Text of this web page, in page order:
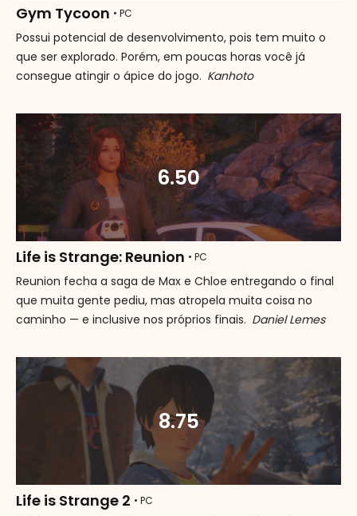
Gym Tycoon • PC
Possui potencial de desenvolvimento, pois tem muito o
que ser explorado. Porém, em poucas horas você já
consegue atingir o ápice do jogo. Kanhoto
6.50
Life is Strange: Reunion • PC
Reunion fecha a saga de Max e Chloe entregando o final
que muita gente pediu, mas atropela muita coisa no
caminho — e inclusive nos próprios finais. Daniel Lemes
8.75
Life is Strange 2 • PC